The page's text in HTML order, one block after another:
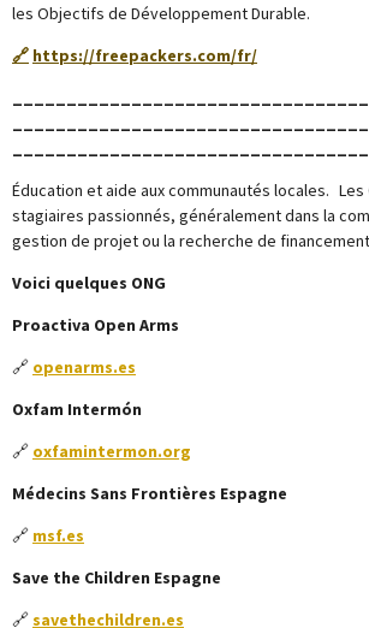
les Objectifs de Développement Durable.
🔗 https://freepackers.com/fr/
Éducation et aide aux communautés locales. Les
stagiaires passionnés, généralement dans la
gestion de projet ou la recherche de
Voici quelques ONG
Proactiva Open Arms
🔗 openarms.es
Oxfam Intermón
🔗 oxfamintermon.org
Médecins Sans Frontières Espagne
🔗 msf.es
Save the Children Espagne
🔗savethechildren.es